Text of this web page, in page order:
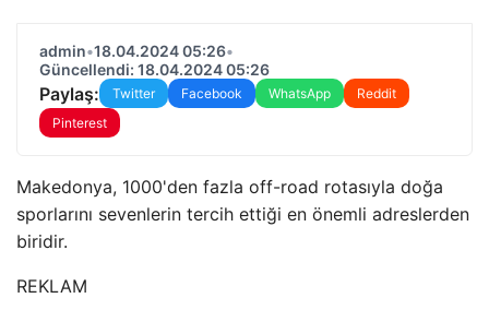
admin•18.04.2024 05:26•
Güncellendi: 18.04.2024 05:26
Paylaş: Twitter Facebook WhatsApp
Reddit
Pinterest
Makedonya, 1000'den fazla off-road rotasıyla doğa
sporlarını sevenlerin tercih ettiği en önemli adreslerden
biridir.
REKLAM